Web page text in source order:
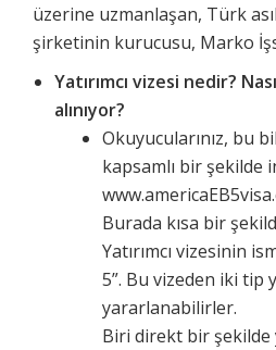
üzerine uzmanlaşan, Türk
şirketinin kurucusu, Marko
Yatırımcı vizesi nedir?
alınıyor?
Okuyucularınız, bu
kapsamlı bir şekilde
Burada kısa bir
Yatırımcı vizesinin
5”. Bu vizeden iki tip
yararlanabilirler.
Biri direkt bir şekilde